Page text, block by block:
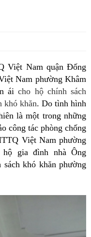
Việt Nam quận Đống
Nam phường Khâm
áicho hộ chính sách
khó khăn. Do tình hình
là một trong những
công tác phòng chống
Việt Nam phường
gia đình nhà Ông
khó khăn phường